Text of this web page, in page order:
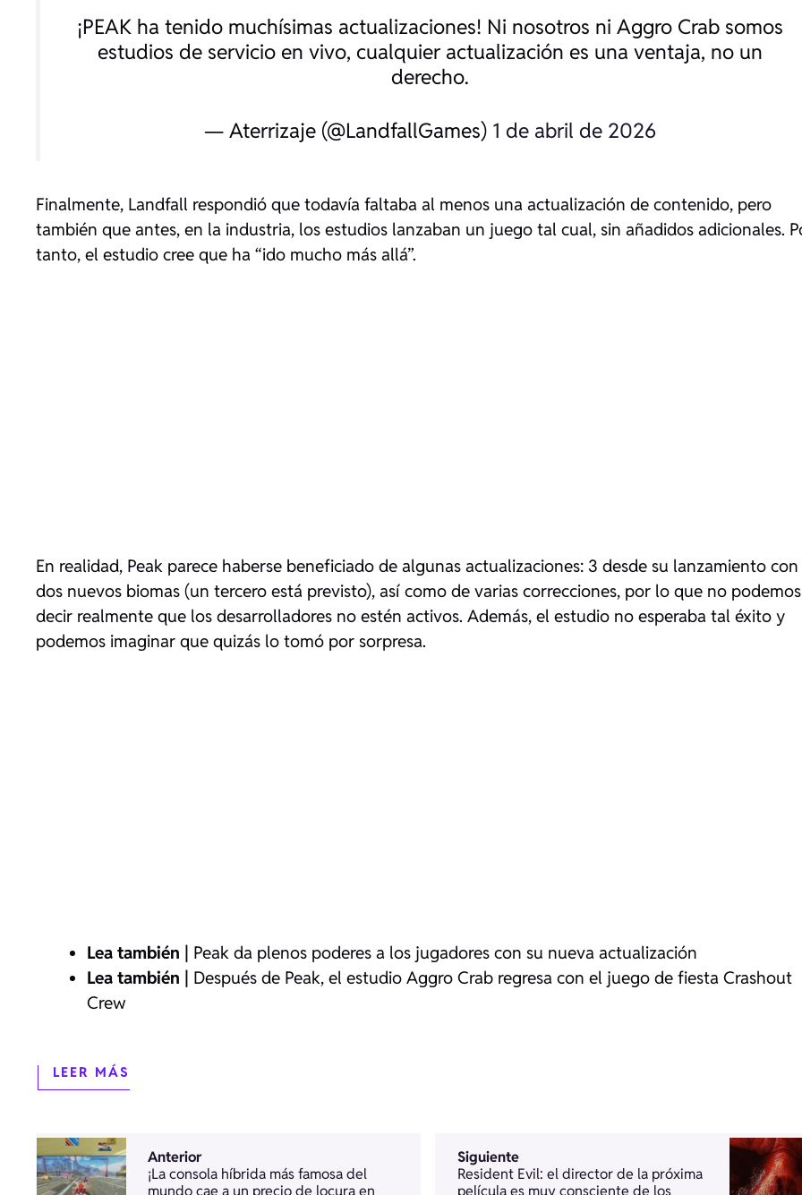
¡PEAK ha tenido muchísimas actualizaciones! Ni nosotros ni Aggro Crab somos
estudios de servicio en vivo, cualquier actualización es una ventaja, no un
derecho.
— Aterrizaje (@LandfallGames) 1 de abril de 2026
Finalmente, Landfall respondió que todavía faltaba al menos una actualización de contenido, pero
también que antes, en la industria, los estudios lanzaban un juego tal cual, sin añadidos adicionales.
tanto, el estudio cree que ha “ido mucho más allá”.
En realidad, Peak parece haberse beneficiado de algunas actualizaciones: 3 desde su lanzamiento con
dos nuevos biomas (un tercero está previsto), así como de varias correcciones, por lo que no podemos
decir realmente que los desarrolladores no estén activos. Además, el estudio no esperaba tal éxito y
podemos imaginar que quizás lo tomó por sorpresa.
Lea también | Peak da plenos poderes a los jugadores con su nueva actualización
Lea también | Después de Peak, el estudio Aggro Crab regresa con el juego de fiesta Crashout
Crew
LEER MÁS
Anterior
¡La consola híbrida más famosa del
mundo cae a un precio de locura en
Siguiente
Resident Evil: el director de la próxima
película es muy consciente de los